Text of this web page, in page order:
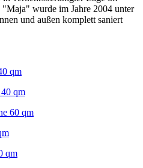
wurde im Jahre 2004 unter
und außen komplett saniert
qm
qm
60 qm
qm